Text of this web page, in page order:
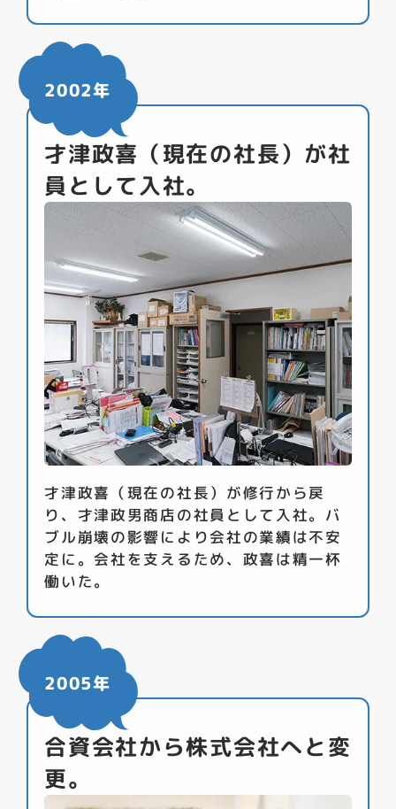
2002年
才津政喜（現在の社長）が社
員として入社。
才津政喜（現在の社長）が修行から戻
り、才津政男商店の社員として入社。バ
ブル崩壊の影響により会社の業績は不安
定に。会社を支えるため、政喜は精一杯
働いた。
2005年
合資会社から株式会社へと変
更。